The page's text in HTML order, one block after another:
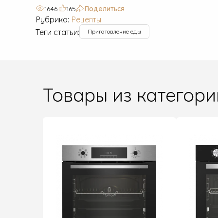
1646 165 Поделиться
Рубрика: Рецепты
Теги статьи:
Приготовление еды
Товары из